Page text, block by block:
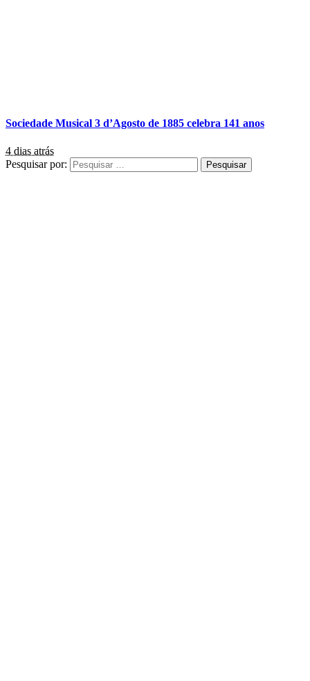
Sociedade Musical 3 d’Agosto de 1885 celebra 141 anos
4 dias atrás
Pesquisar por: